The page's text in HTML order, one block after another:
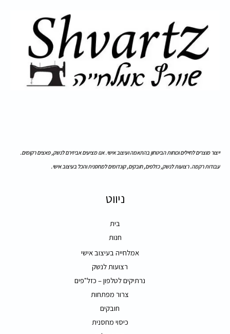
ייצור מוצרים לחיילים וכוחות הביטחון בהתאמה ועיצוב אישי. אנו מציעים אביזירם לנשק, פאצים רקומים.
עבודות רקמה. רצועות לנשק, כזלפים, חובקים, קונדומים למחסנית והכל בעיצוב אישי.
ניווט
בית
חנות
אמלחייה בעיצוב אישי
רצועות לנשק
נרתיקים לטלפון – כזל"פים
צרור מפתחות
חובקים
כיסוי מחסנית